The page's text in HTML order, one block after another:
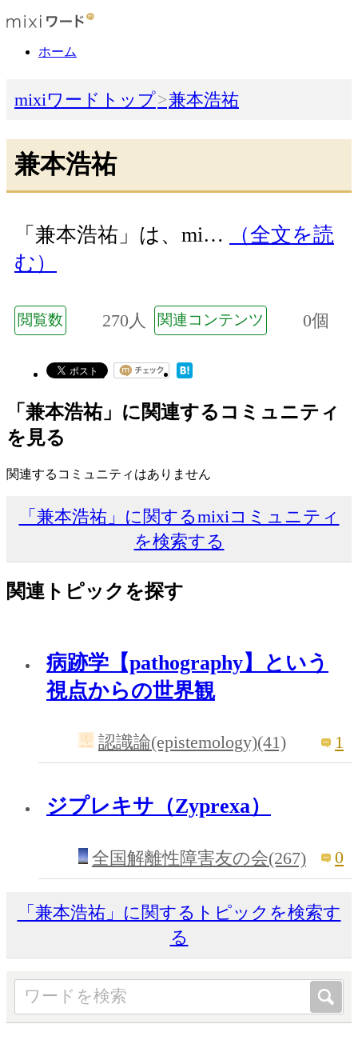
ホーム
mixiワードトップ 兼本浩祐
兼本浩祐
「兼本浩祐」は、mi…
（全文を読
む）
閲覧数 270人 関連コンテンツ 0個
「兼本浩祐」に関連するコミュニティ
を見る
関連するコミュニティはありません
「兼本浩祐」に関するmixiコミュニティ
を検索する
関連トピックを探す
病跡学【pathography】という
視点からの世界観
認識論(epistemology)(41) 1
ジプレキサ（Zyprexa）
全国解離性障害友の会(267) 0
「兼本浩祐」に関するトピックを検索す
る